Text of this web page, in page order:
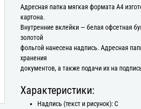
Адресная папка мягкая формата А4
картона.
Внутренние вклейки — белая офсетная
золотой
фольгой нанесена надпись. Адресная
хранения
документов, а также подачи их на
Характеристики:
Надпись (текст и рисунок): С